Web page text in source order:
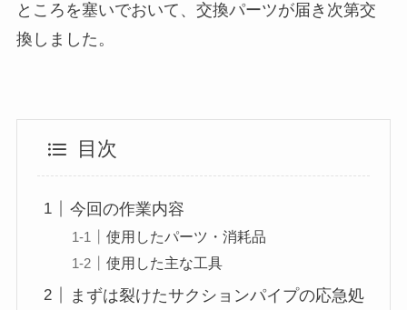
ところを塞いでおいて、交換パーツが届き次第交
換しました。
目次
今回の作業内容
使用したパーツ・消耗品
使用した主な工具
まずは裂けたサクションパイプの応急処